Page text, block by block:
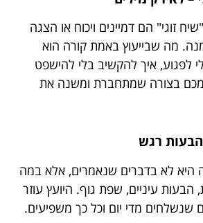
זוגי" הם דמיינים ויכוח או הצגה
מה שבייעוץ באמת קורה הוא
לפגוע, איך להקשיב בלי להישפט
בצורה שמתחברת ומשנה את
היא לא בדברים שנאמרים, אלא במה
עיניים, שפת גוף. היועץ עוזר
שנשלחים מדי יום וכל כך משפיעים.